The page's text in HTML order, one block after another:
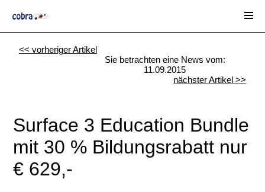
<< vorheriger Artikel
Sie betrachten eine News vom:
11.09.2015
nächster Artikel >>
Surface 3 Education Bundle
mit 30 % Bildungsrabatt nur
€ 629,-